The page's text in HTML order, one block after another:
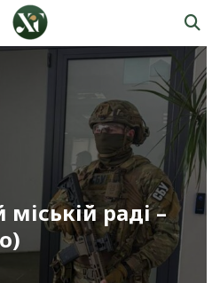
міській раді –